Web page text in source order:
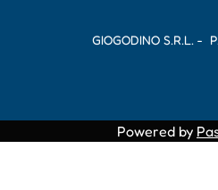
GIOGODINO S.R.L. -
Powered by